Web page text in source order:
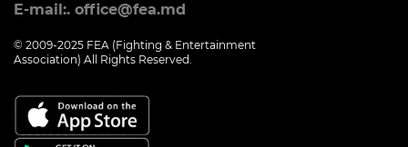
E-mail:. office@fea.md
© 2009-2025 FEA (Fighting & Entertainment
Association) All Rights Reserved.